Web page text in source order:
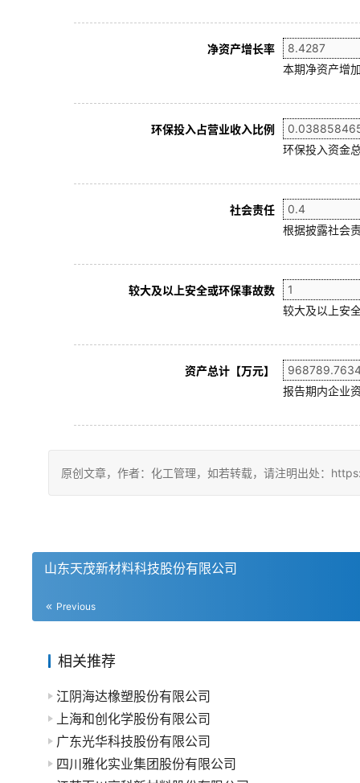
净资产增长率
本期净资产增
环保投入占营业收入比例
环保投入资金
社会责任
根据披露社会
较大及以上安全或环保事故数
较大及以上安
资产总计【万元】
报告期内企业
原创文章，作者：化工管理，如若转载，请注明出处：
山东天茂新材料科技股份有限公司
Previous
相关推荐
江阴海达橡塑股份有限公司
上海和创化学股份有限公司
广东光华科技股份有限公司
四川雅化实业集团股份有限公司